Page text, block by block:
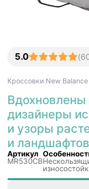
5.0 (
Кроссовки New Balance
дизайнеры
и узоры
и ландшафтов
Артикул
MR530CB